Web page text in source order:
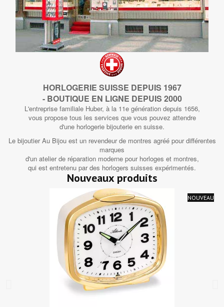
HORLOGERIE SUISSE DEPUIS 1967
- BOUTIQUE EN LIGNE DEPUIS 2000
L'entreprise familiale Huber, à la 11e génération depuis 1656,
vous propose tous les services que vous pouvez attendre
d'une horlogerie bijouterie en suisse.
Le bijoutier Au Bijou est un revendeur de montres agréé pour différentes
marques
d'un atelier de réparation moderne pour horloges et montres,
qui est entretenu par des horlogers suisses expérimentés.
Nouveaux produits
NOUVEAU